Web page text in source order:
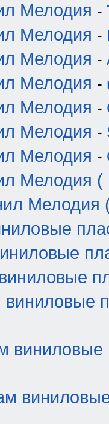
Мелодия -
Мелодия -
Мелодия -
Мелодия -
Мелодия -
Мелодия -
Мелодия -
Мелодия (
Мелодия
виниловые